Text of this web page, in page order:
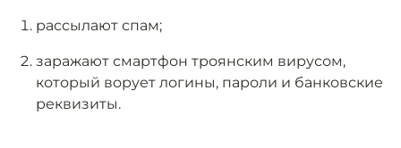
рассылают спам;
заражают смартфон троянским вирусом,
который ворует логины, пароли и банковские
реквизиты.